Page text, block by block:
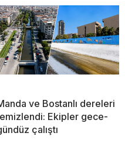
ve Bostanlı dereleri
Ekipler gece-
çalıştı